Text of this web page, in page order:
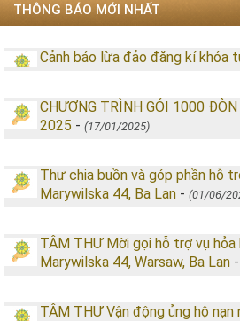
THÔNG BÁO MỚI NHẤT
Cảnh báo lừa đảo đăng kí khóa
CHƯƠNG TRÌNH GÓI 1000
2025 - (17/01/2025)
Thư chia buồn và góp phần hỗ
Marywilska 44, Ba Lan - (01/06/
TÂM THƯ Mời gọi hỗ trợ vụ
Marywilska 44, Warsaw, Ba Lan -
TÂM THƯ Vận động ủng hộ